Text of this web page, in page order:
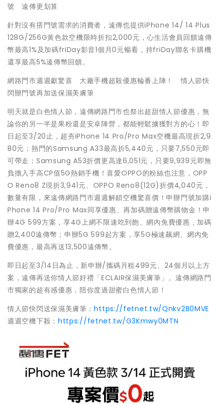
號 遠傳更划算
針對沒有搭門號需求的消費者，遠傳也提供iPhone 14/ 14 Plus
128G/256G黃色款空機限時折扣2,000元，心生活會員回饋遠傳
幣最高1%及加碼friDay影音1個月0元暢看，持friDay聯名卡購機
還享最高5%遠傳幣回饋。
網路門市週週獻驚喜 大廠手機超殺優惠輪番上陣！ 情人節快
閃辦門號再加送保濕美膚筆
明天就是白色情人節，遠傳網路門市也祭出超甜情人節優惠，無
論你的另一半是果粉還是安卓陣營，都能輕鬆擄獲對方的心！即
日起至3/20止，超夯iPhone 14 Pro/Pro Max空機最高現折2,9
80元；熱門的Samsung A33最高折5,440元，只要7,550元即
可帶走；Samsung A53折價更高達6,051元，只要9,939元即無
負擔入手高CP值5G熱銷手機！喜愛OPPO的粉絲也注意，OPP
O Reno8 Z現折3,941元、OPPO Reno8(12G)折價4,040元，
數量有限，來遠傳網路門市週週解鎖空機驚喜價！申辦門號加購i
Phone 14 Pro/Pro Max同享優惠、再加碼贈遠傳幣購物金！申
辦4G 599方案，享4G上網不限速吃到飽、網內免費優惠，加碼
贈2,400遠傳幣；申辦5G 599起方案，享5G極速飆網、網內免
費優惠，最高再送13,500遠傳幣。
即日起至3/14日為止，新申辦/攜碼月租499元、24個月以上方
案，遠傳再送你情人節好禮「ECLAIR保濕美膚筆」。遠傳網路門
市獨家的超有感優惠，陪你度過甜蜜白色情人節！
情人節快閃送保濕美膚筆：https://fetnet.tw/Qnkv2B0MVE
週週空機下殺： https://fetnet.tw/G3Kmwy0MTN